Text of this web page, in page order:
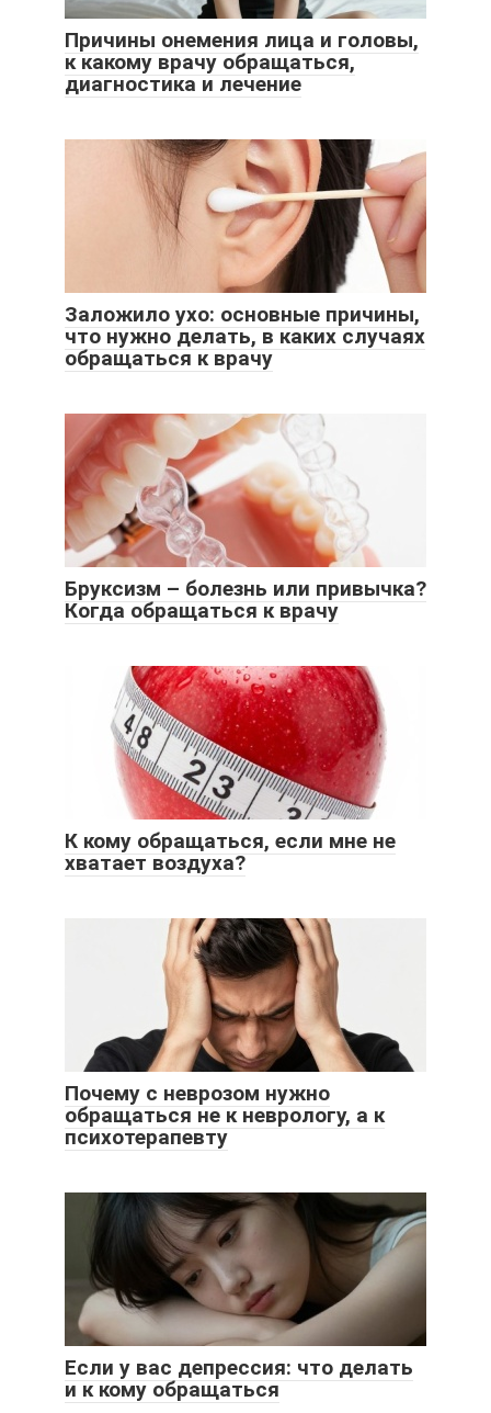
Причины онемения лица и головы,
к какому врачу обращаться,
диагностика и лечение
Заложило ухо: основные причины,
что нужно делать, в каких случаях
обращаться к врачу
Бруксизм – болезнь или привычка?
Когда обращаться к врачу
К кому обращаться, если мне не
хватает воздуха?
Почему с неврозом нужно
обращаться не к неврологу, а к
психотерапевту
Если у вас депрессия: что делать
и к кому обращаться